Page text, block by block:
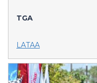
TGA
LATAA